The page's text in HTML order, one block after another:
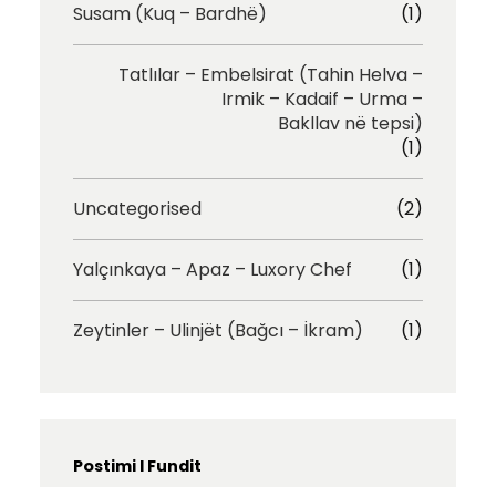
Susam (Kuq – Bardhë) (1)
Tatlılar – Embelsirat (Tahin Helva –
Irmik – Kadaif – Urma –
Bakllav në tepsi)
(1)
Uncategorised (2)
Yalçınkaya – Apaz – Luxory Chef (1)
Zeytinler – Ulinjët (Bağcı – İkram) (1)
Postimi I Fundit